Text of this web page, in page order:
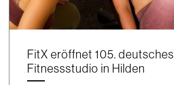
FitX eröffnet 105. deutsches
Fitnessstudio in Hilden